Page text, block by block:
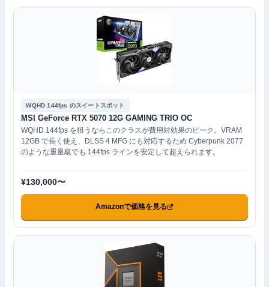
WQHD 144fps のスイートスポット
MSI GeForce RTX 5070 12G GAMING TRIO OC
WQHD 144fps を狙うならこのクラスが費用対効果のピーク。VRAM
12GB で長く使え、DLSS 4 MFG にも対応するため Cyberpunk 2077
のような重量級でも 144fps ラインを安定して超えられます。
¥130,000〜
Amazonで価格を見る